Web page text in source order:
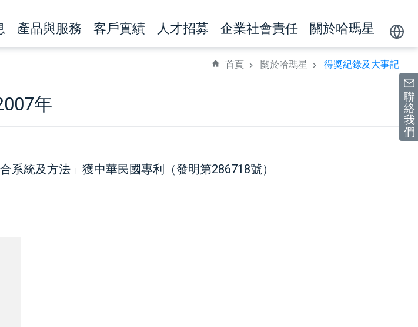
聯
絡
我
們
產品與服務 客戶實績 人才招募 企業社會責任 關於哈瑪星
by
首頁 關於哈瑪星 得獎紀錄及大事記
年
統及方法」獲中華民國專利（發明第286718號）